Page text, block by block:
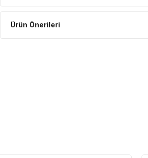
Ürün Önerileri